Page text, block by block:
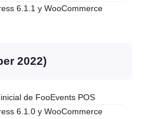
6.1.1 y WooCommerce
2022)
de FooEvents POS
6.1.0 y WooCommerce